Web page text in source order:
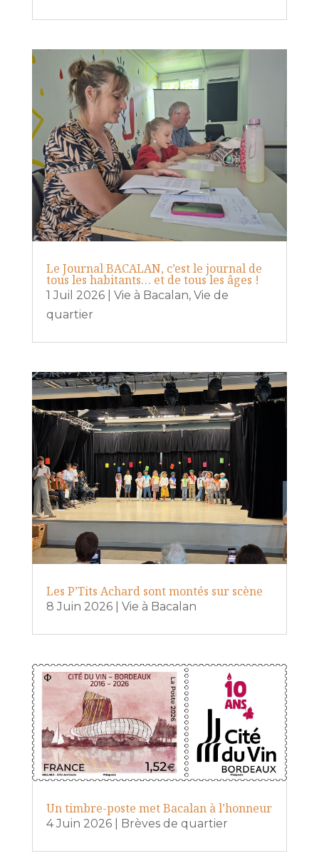
Le Journal BACALAN, c’est le journal de
tous les habitants… et de tous les âges !
1 Juil 2026| Vie à Bacalan, Vie de
quartier
Les P’Tits Achard sont montés sur scène
8 Juin 2026| Vie à Bacalan
Un timbre-poste met Bacalan à l’honneur
4 Juin 2026| Brèves de quartier